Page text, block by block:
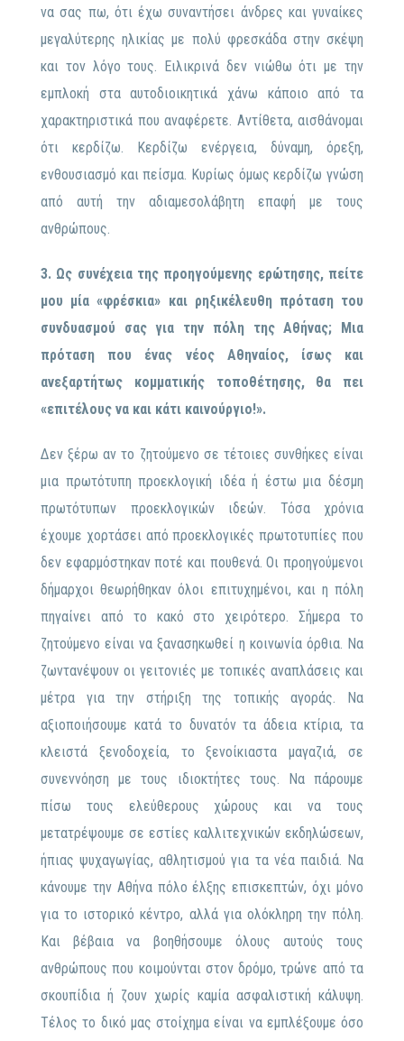
να σας πω, ότι έχω συναντήσει άνδρες και γυναίκες
μεγαλύτερης ηλικίας με πολύ φρεσκάδα στην σκέψη
και τον λόγο τους. Ειλικρινά δεν νιώθω ότι με την
εμπλοκή στα αυτοδιοικητικά χάνω κάποιο από τα
χαρακτηριστικά που αναφέρετε. Αντίθετα, αισθάνομαι
ότι κερδίζω. Κερδίζω ενέργεια, δύναμη, όρεξη,
ενθουσιασμό και πείσμα. Κυρίως όμως κερδίζω γνώση
από αυτή την αδιαμεσολάβητη επαφή με τους
ανθρώπους.
3. Ως συνέχεια της προηγούμενης ερώτησης, πείτε
μου μία «φρέσκια» και ρηξικέλευθη πρόταση του
συνδυασμού σας για την πόλη της Αθήνας; Μια
πρόταση που ένας νέος Αθηναίος, ίσως και
ανεξαρτήτως κομματικής τοποθέτησης, θα πει
«επιτέλους να και κάτι καινούργιο!».
Δεν ξέρω αν το ζητούμενο σε τέτοιες συνθήκες είναι
μια πρωτότυπη προεκλογική ιδέα ή έστω μια δέσμη
πρωτότυπων προεκλογικών ιδεών. Τόσα χρόνια
έχουμε χορτάσει από προεκλογικές πρωτοτυπίες που
δεν εφαρμόστηκαν ποτέ και πουθενά. Οι προηγούμενοι
δήμαρχοι θεωρήθηκαν όλοι επιτυχημένοι, και η πόλη
πηγαίνει από το κακό στο χειρότερο. Σήμερα το
ζητούμενο είναι να ξανασηκωθεί η κοινωνία όρθια. Να
ζωντανέψουν οι γειτονιές με τοπικές αναπλάσεις και
μέτρα για την στήριξη της τοπικής αγοράς. Να
αξιοποιήσουμε κατά το δυνατόν τα άδεια κτίρια, τα
κλειστά ξενοδοχεία, το ξενοίκιαστα μαγαζιά, σε
συνεννόηση με τους ιδιοκτήτες τους. Να πάρουμε
πίσω τους ελεύθερους χώρους και να τους
μετατρέψουμε σε εστίες καλλιτεχνικών εκδηλώσεων,
ήπιας ψυχαγωγίας, αθλητισμού για τα νέα παιδιά. Να
κάνουμε την Αθήνα πόλο έλξης επισκεπτών, όχι μόνο
για το ιστορικό κέντρο, αλλά για ολόκληρη την πόλη.
Και βέβαια να βοηθήσουμε όλους αυτούς τους
ανθρώπους που κοιμούνται στον δρόμο, τρώνε από τα
σκουπίδια ή ζουν χωρίς καμία ασφαλιστική κάλυψη.
Τέλος το δικό μας στοίχημα είναι να εμπλέξουμε όσο